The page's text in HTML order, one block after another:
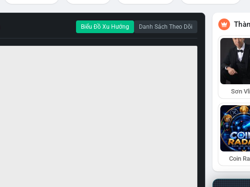
Biểu Đồ Xu Hướng Danh Sách Theo Dõi
Sơn
Coin